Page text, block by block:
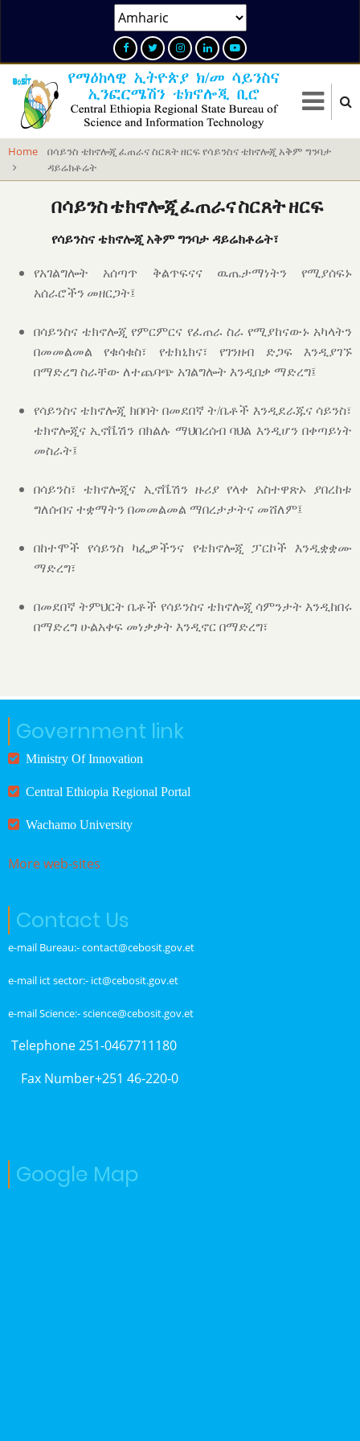
content
Select
your
language
Home
በሳይንስ ቴክኖሎጂ ፈጠራና ስርጸት ዘርፍ የሳይንስና ቴክኖሎጂ አቅም ግንባታ
ዳይሬክቶሬት
በሳይንስቴክኖሎጂፈጠራናስርጸትዘርፍ
የሳይንስና ቴክኖሎጂ አቅም ግንባታ ዳይሬክቶሬት፣
የአገልግሎት አሰጣጥ ቅልጥፍናና ዉጤታማነትን
የሚያሰፍኑ
አሰራሮችን መዘርጋት፤
በሳይንስና ቴክኖሎጂ የምርምርና የፈጠራ ስራ የሚያከናውኑ አካላትን
በመመልመል የቁሳቁስ፣ የቴክኒክና፣ የገንዘብ ድጋፍ እንዲያገኙ
በማድረግ ስራቸው ለተጨባጭ አገልግሎት እንዲበቃ ማድረግ፤
የሳይንስና ቴክኖሎጂ ክበባት በመደበኛ ት/ቤቶች እንዲደራጁና ሳይንስ፣
ቴክኖሎጂና ኢኖቬሽን በክልሉ ማህበረሰብ ባህል እንዲሆን በቀጣይነት
መስራት፤
በሳይንስ፣ ቴክኖሎጂና ኢኖቬሽን ዙሪያ የላቀ አስተዋጽኦ ያበረከቱ
ግለሰብና ተቋማትን በመመልመል ማበረታታትና መሸለም፤
በከተሞች የሳይንስ ካፌዎችንና የቴክኖሎጂ ፓርኮች እንዲቋቋሙ
ማድረግ፣
በመደበኛ ትምህርት ቤቶች የሳይንስና ቴክኖሎጂ ሳምንታት እንዲከበሩ
በማድረግ ሁልአቀፍ መነቃቃት እንዲኖር በማድረግ፣
Government link
Ministry Of Innovation
Central Ethiopia Regional Portal
Wachamo University
More web-sites
Contact Us
e-mail Bureau:- contact@cebosit.gov.et
e-mail ict sector:- ict@cebosit.gov.et
e-mail Science:- science@cebosit.gov.et
Telephone 251-0467711180
Fax Number+251 46-220-0
Google Map